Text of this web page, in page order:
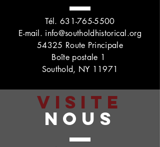
Tél. 631-765-5500
E-mail. info@southoldhistorical.org
54325 Route Principale
Boîte postale 1
Southold, NY 11971
VISITE
NOUS